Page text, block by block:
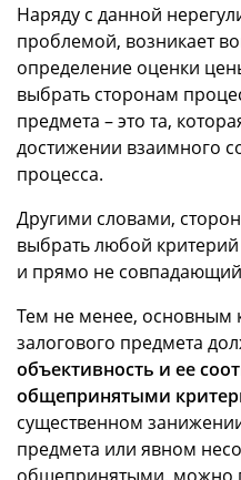
Наряду с данной
проблемой, возникает
определение оценки
выбрать сторонам
предмета – это та,
достижении взаимного
процесса.
Другими словами,
выбрать любой
и прямо не
Тем не менее, основным
залогового предмета
объективность и ее
общепринятыми
существенном
предмета или явном